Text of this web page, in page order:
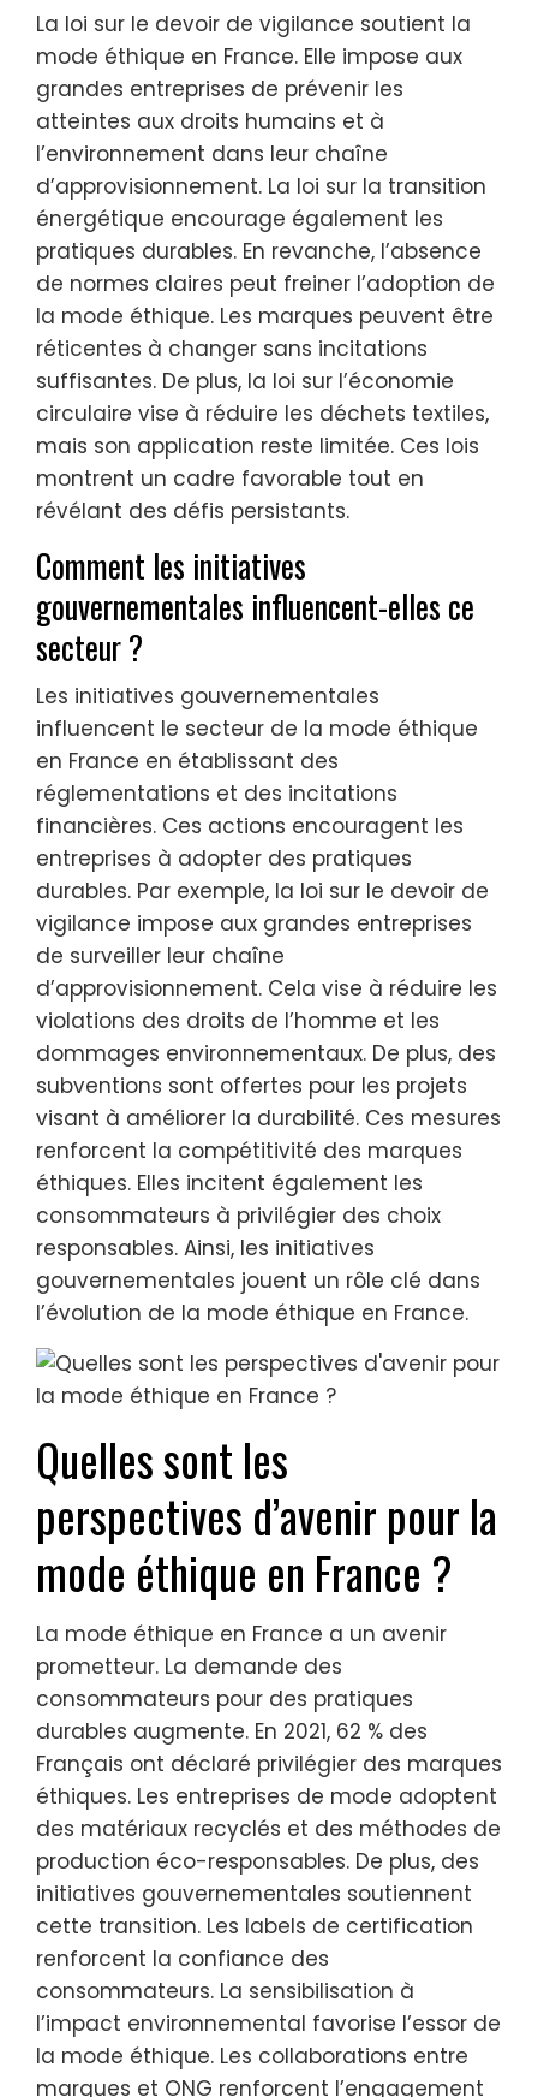
La loi sur le devoir de vigilance soutient la
mode éthique en France. Elle impose aux
grandes entreprises de prévenir les
atteintes aux droits humains et à
l’environnement dans leur chaîne
d’approvisionnement. La loi sur la transition
énergétique encourage également les
pratiques durables. En revanche, l’absence
de normes claires peut freiner l’adoption de
la mode éthique. Les marques peuvent être
réticentes à changer sans incitations
suffisantes. De plus, la loi sur l’économie
circulaire vise à réduire les déchets textiles,
mais son application reste limitée. Ces lois
montrent un cadre favorable tout en
révélant des défis persistants.
Comment les initiatives
gouvernementales influencent-elles ce
secteur ?
Les initiatives gouvernementales
influencent le secteur de la mode éthique
en France en établissant des
réglementations et des incitations
financières. Ces actions encouragent les
entreprises à adopter des pratiques
durables. Par exemple, la loi sur le devoir de
vigilance impose aux grandes entreprises
de surveiller leur chaîne
d’approvisionnement. Cela vise à réduire les
violations des droits de l’homme et les
dommages environnementaux. De plus, des
subventions sont offertes pour les projets
visant à améliorer la durabilité. Ces mesures
renforcent la compétitivité des marques
éthiques. Elles incitent également les
consommateurs à privilégier des choix
responsables. Ainsi, les initiatives
gouvernementales jouent un rôle clé dans
l’évolution de la mode éthique en France.
Quelles sont les
perspectives d’avenir pour la
mode éthique en France ?
La mode éthique en France a un avenir
prometteur. La demande des
consommateurs pour des pratiques
durables augmente. En 2021, 62 % des
Français ont déclaré privilégier des marques
éthiques. Les entreprises de mode adoptent
des matériaux recyclés et des méthodes de
production éco-responsables. De plus, des
initiatives gouvernementales soutiennent
cette transition. Les labels de certification
renforcent la confiance des
consommateurs. La sensibilisation à
l’impact environnemental favorise l’essor de
la mode éthique. Les collaborations entre
marques et ONG renforcent l’engagement